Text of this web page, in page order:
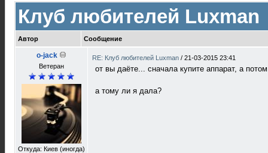
Клуб любителей Luxman
Автор Сообщение
o-jack
Ветеран
Откуда: Киев (иногда)
RE: Клуб любителей Luxman / 21-03-2015 23:41
от вы даёте... сначала купите аппарат, а
а тому ли я дала?